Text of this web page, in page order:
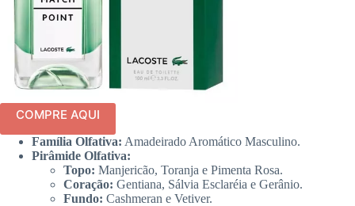
COMPRE AQUI
Família Olfativa: Amadeirado Aromático Masculino.
Pirâmide Olfativa:
Topo: Manjericão, Toranja e Pimenta Rosa.
Coração: Gentiana, Sálvia Esclaréia e Gerânio.
Fundo: Cashmeran e Vetiver.